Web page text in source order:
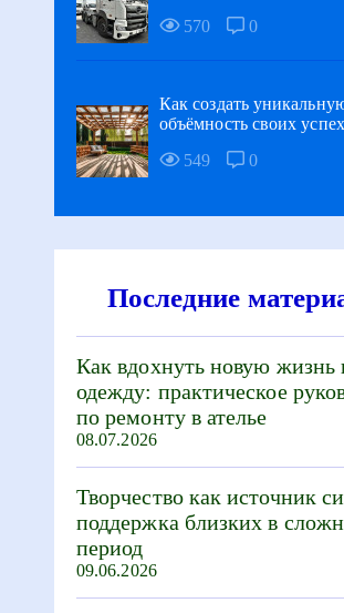
570
0
Как создать
объёмность своих
549
0
Последние
Как вдохнуть новую жизнь
одежду: практическое
по ремонту в ателье
08.07.2026
Творчество как источник
поддержка близких в
период
09.06.2026